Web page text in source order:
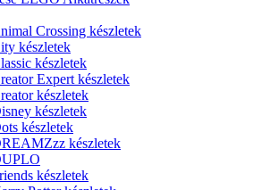
Crossing készletek
készletek
készletek
Expert készletek
készletek
készletek
készletek
készletek
készletek